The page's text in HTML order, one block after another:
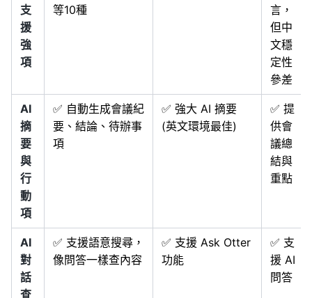
支
援
強
項
等10種
言，
但中
文穩
定性
參差
AI
摘
要
與
行
動
項
✅ 自動生成會議紀
要、結論、待辦事
項
✅ 強大 AI 摘要
(英文環境最佳)
✅ 提
供會
議總
結與
重點
AI
對
話
查
✅ 支援語意搜尋，
像問答一樣查內容
✅ 支援 Ask Otter
功能
✅ 支
援 AI
問答